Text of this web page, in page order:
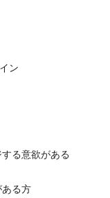
ン
る意欲がある
ある方